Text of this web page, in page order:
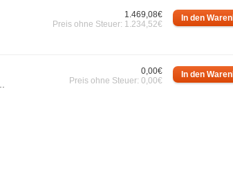
1.469,08€
Preis ohne Steuer: 1.234,52€
0,00€
Preis ohne Steuer: 0,00€